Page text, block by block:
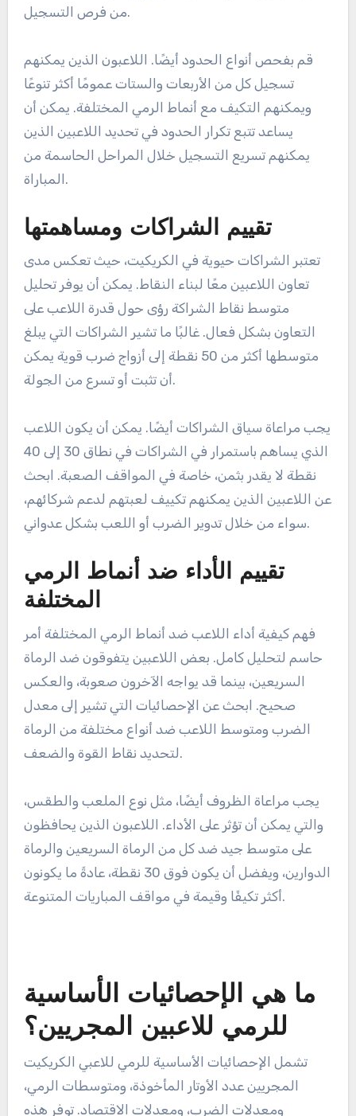
من فرص التسجيل.
قم بفحص أنواع الحدود أيضًا. اللاعبون الذين يمكنهم
تسجيل كل من الأربعات والستات عمومًا أكثر تنوعًا
ويمكنهم التكيف مع أنماط الرمي المختلفة. يمكن أن
يساعد تتبع تكرار الحدود في تحديد اللاعبين الذين
يمكنهم تسريع التسجيل خلال المراحل الحاسمة من
المباراة.
تقييم الشراكات ومساهمتها
تعتبر الشراكات حيوية في الكريكيت، حيث تعكس مدى
تعاون اللاعبين معًا لبناء النقاط. يمكن أن يوفر تحليل
متوسط نقاط الشراكة رؤى حول قدرة اللاعب على
التعاون بشكل فعال. غالبًا ما تشير الشراكات التي يبلغ
متوسطها أكثر من 50 نقطة إلى أزواج ضرب قوية يمكن
أن تثبت أو تسرع من الجولة.
يجب مراعاة سياق الشراكات أيضًا. يمكن أن يكون اللاعب
الذي يساهم باستمرار في الشراكات في نطاق 30 إلى 40
نقطة لا يقدر بثمن، خاصة في المواقف الصعبة. ابحث
عن اللاعبين الذين يمكنهم تكييف لعبتهم لدعم شركائهم،
سواء من خلال تدوير الضرب أو اللعب بشكل عدواني.
تقييم الأداء ضد أنماط الرمي
المختلفة
فهم كيفية أداء اللاعب ضد أنماط الرمي المختلفة أمر
حاسم لتحليل كامل. بعض اللاعبين يتفوقون ضد الرماة
السريعين، بينما قد يواجه الآخرون صعوبة، والعكس
صحيح. ابحث عن الإحصائيات التي تشير إلى معدل
الضرب ومتوسط اللاعب ضد أنواع مختلفة من الرماة
لتحديد نقاط القوة والضعف.
يجب مراعاة الظروف أيضًا، مثل نوع الملعب والطقس،
والتي يمكن أن تؤثر على الأداء. اللاعبون الذين يحافظون
على متوسط جيد ضد كل من الرماة السريعين والرماة
الدوارين، ويفضل أن يكون فوق 30 نقطة، عادةً ما يكونون
أكثر تكيفًا وقيمة في مواقف المباريات المتنوعة.